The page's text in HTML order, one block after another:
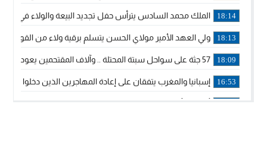
18:14 الملك محمد السادس يترأس حفل تجديد البيعة والولاء في
18:13 ولي العهد الأمير مولاي الحسن يتسلم برقية ولاء من القوات
18:09 57 جثة على سواحل سبتة المحتلة .. وآلاف المقتحمين يعودون إلى المغرب
16:53 إسبانيا والمغرب يتفقان على إعادة المهاجرين الذين دخلوا سبتة